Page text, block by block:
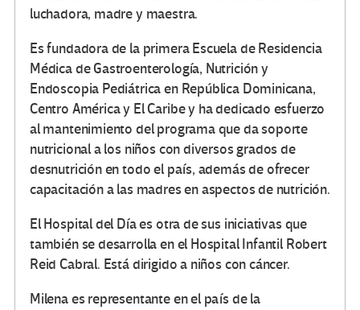
luchadora, madre y maestra.
Es fundadora de la primera Escuela de Residencia
Médica de Gastroenterología, Nutrición y
Endoscopia Pediátrica en República Dominicana,
Centro América y El Caribe y ha dedicado esfuerzo
al mantenimiento del programa que da soporte
nutricional a los niños con diversos grados de
desnutrición en todo el país, además de ofrecer
capacitación a las madres en aspectos de nutrición.
El Hospital del Día es otra de sus iniciativas que
también se desarrolla en el Hospital Infantil Robert
Reid Cabral. Está dirigido a niños con cáncer.
Milena es representante en el país de la